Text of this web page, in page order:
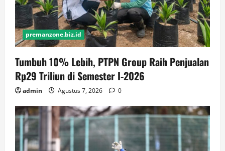
premanzone.biz.id
Tumbuh 10% Lebih, PTPN Group Raih Penjualan
Rp29 Triliun di Semester I-2026
admin Agustus 7, 2026 0